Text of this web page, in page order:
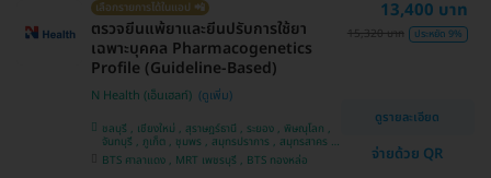
เลือกรายการได้ในแอป 📲
ตรวจยีนแพ้ยาและยีนปรับการใช้ยา
เฉพาะบุคคล Pharmacogenetics
Profile (Guideline-Based)
N Health (เอ็นเฮลท์)
ชลบุรี , เชียงใหม่ , สุราษฎร์ธานี , ระยอง , พิษณุโลก ,
จันทบุรี , ภูเก็ต , ชุมพร , สมุทรปราการ , สมุทรสาคร ,
นครราชสีมา , สุพรรณบุรี , ขอนแก่น , ปราจีนบุรี ,
ปทุมธานี , กาญจนบุรี , บางรัก , กระบี่ , เชียงราย , BTS ศาลาแดง , MRT เพชรบุรี , BTS ทองหล่อ
13,400 บาท
15,320 บาท ประหยัด 9%
ดูรายละเอียด
จ่ายด้วย QR